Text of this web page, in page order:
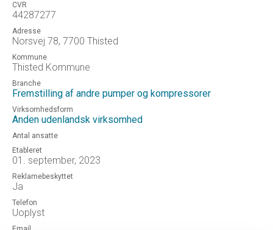
CVR
44287277
Adresse
Norsvej 78, 7700 Thisted
Kommune
Thisted Kommune
Branche
Fremstilling af andre pumper og kompressorer
Virksomhedsform
Anden udenlandsk virksomhed
Antal ansatte
Etableret
01. september, 2023
Reklamebeskyttet
Ja
Telefon
Uoplyst